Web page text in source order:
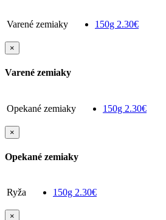
Varené zemiaky 150g 2.30€
×
Varené zemiaky
Opekané zemiaky 150g 2.30€
×
Opekané zemiaky
Ryža 150g 2.30€
×